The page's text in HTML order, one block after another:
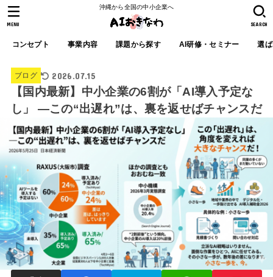
沖縄から全国の中小企業へ
コンセプト 事業内容 課題から探す AI研修・セミナー 選
SEARCH
MENU
ブログ 2026.07.15
【国内最新】中小企業の6割が「AI導入予定な
し」 ―この“出遅れ”は、裏を返せばチャンスだ